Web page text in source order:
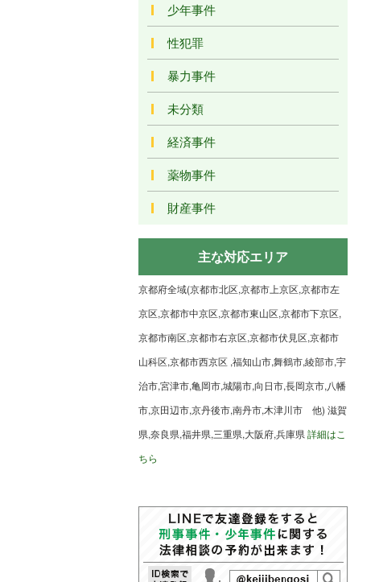
少年事件
性犯罪
暴力事件
未分類
経済事件
薬物事件
財産事件
主な対応エリア
京都府全域(京都市北区,京都市上京区,京都市左
京区,京都市中京区,京都市東山区,京都市下京区,
京都市南区,京都市右京区,京都市伏見区,京都市
山科区,京都市西京区 ,福知山市,舞鶴市,綾部市,宇
治市,宮津市,亀岡市,城陽市,向日市,長岡京市,八幡
市,京田辺市,京丹後市,南丹市,木津川市 他) 滋賀
県,奈良県,福井県,三重県,大阪府,兵庫県 詳細はこ
ちら